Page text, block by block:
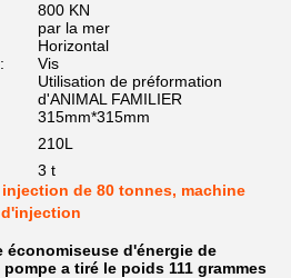
800 KN
par la mer
Horizontal
Vis
Utilisation de préformation
d'ANIMAL FAMILIER
315mm*315mm
210L
3 t
de 80 tonnes, machine
économiseuse d'énergie de
a tiré le poids 111 grammes